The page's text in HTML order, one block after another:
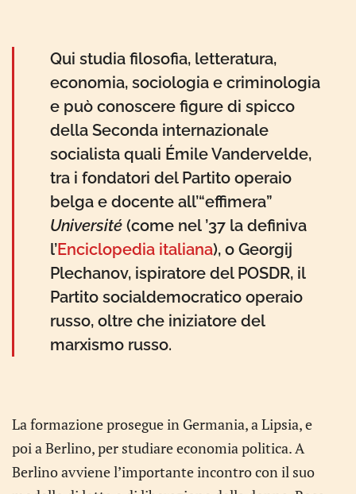
Qui studia filosofia, letteratura,
economia, sociologia e criminologia
e può conoscere figure di spicco
della Seconda internazionale
socialista quali Émile Vandervelde,
tra i fondatori del Partito operaio
belga e docente all’“effimera”
Université (come nel ’37 la definiva
l’Enciclopedia italiana), o Georgij
Plechanov, ispiratore del POSDR, il
Partito socialdemocratico operaio
russo, oltre che iniziatore del
marxismo russo.
La formazione prosegue in Germania, a Lipsia, e
poi a Berlino, per studiare economia politica. A
Berlino avviene l’importante incontro con il suo